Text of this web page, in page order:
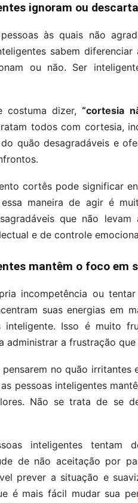
ignoram ou
às quais não
sabem
ou não. Ser
costuma dizer,“cortesia
todos com cortesia,
quão desagradáveis e
cortês pode significar
maneira de agir é
que não
e de controle
mantêm o foco em
incompetência ou
suas energias em
inteligente. Isso é muito
administrar a frustração
no quão irritantes
pessoas inteligentes
Não se trata de se
inteligentes tentam
de não aceitação por
prever a situação e
é mais fácil mudar sua